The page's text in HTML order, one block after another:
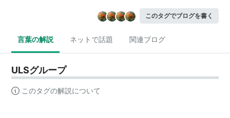
このタグでブログを書く
言葉の解説 ネットで話題 関連ブログ
ULSグループ
このタグの解説について